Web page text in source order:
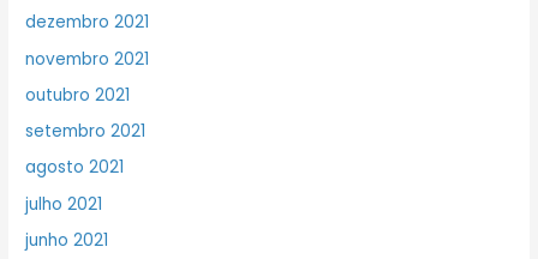
dezembro 2021
novembro 2021
outubro 2021
setembro 2021
agosto 2021
julho 2021
junho 2021